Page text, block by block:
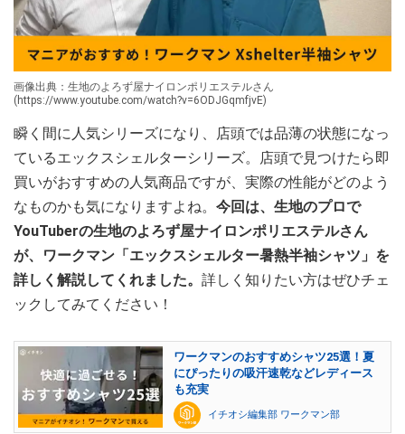
画像出典：生地のよろず屋ナイロンポリエステルさん
(https://www.youtube.com/watch?v=6ODJGqmfjvE)
瞬く間に人気シリーズになり、店頭では品薄の状態になっ
ているエックスシェルターシリーズ。店頭で見つけたら即
買いがおすすめの人気商品ですが、実際の性能がどのよう
なものかも気になりますよね。 今回は、生地のプロで
YouTuberの生地のよろず屋ナイロンポリエステルさん
が、ワークマン「エックスシェルター暑熱半袖シャツ」を
詳しく解説してくれました。 詳しく知りたい方はぜひチェ
ックしてみてください！
ワークマンのおすすめシャツ25選！夏
にぴったりの吸汗速乾などレディース
も充実
イチオシ編集部 ワークマン部